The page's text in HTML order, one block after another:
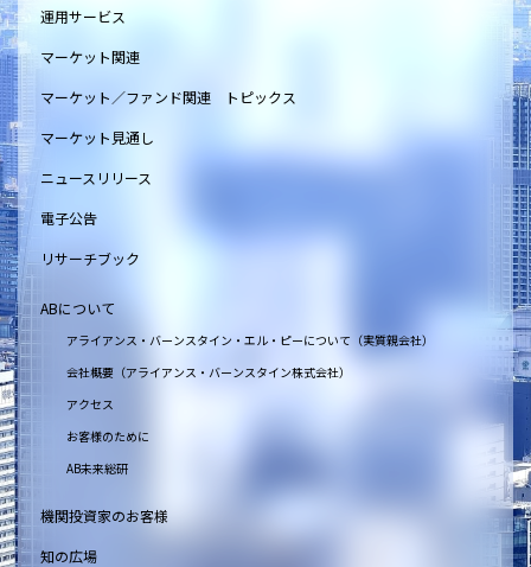
運用サービス
マーケット関連
マーケット／ファンド関連 トピックス
マーケット見通し
ニュースリリース
電子公告
リサーチブック
ABについて
アライアンス・バーンスタイン・エル・ピーについて（実質親会社）
会社概要（アライアンス・バーンスタイン株式会社）
アクセス
お客様のために
AB未来総研
機関投資家のお客様
知の広場